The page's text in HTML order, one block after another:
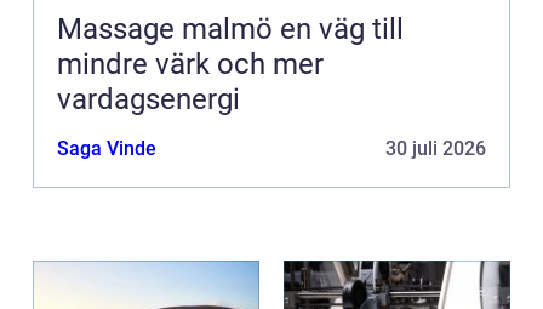
Massage malmö en väg till
mindre värk och mer
vardagsenergi
Saga Vinde 30 juli 2026